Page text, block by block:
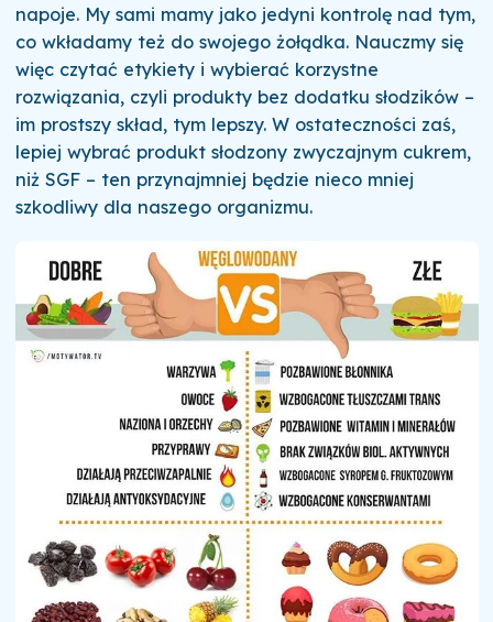
napoje. My sami mamy jako jedyni kontrolę nad tym,
co wkładamy też do swojego żołądka. Nauczmy się
więc czytać etykiety i wybierać korzystne
rozwiązania, czyli produkty bez dodatku słodzików –
im prostszy skład, tym lepszy. W ostateczności zaś,
lepiej wybrać produkt słodzony zwyczajnym cukrem,
niż SGF – ten przynajmniej będzie nieco mniej
szkodliwy dla naszego organizmu.